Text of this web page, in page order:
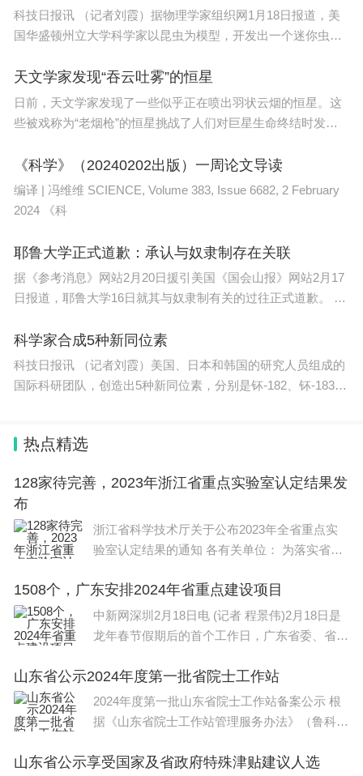
首批入驻的团队分布跨越医、工、理、信息等多个学
山大学同步出台了支持该研究院建设的若干措施、双
聘人员及科研用房管理工作方案，旨在为交叉学科的
科技日报讯 （记者刘霞）据物理学家组织网1月18日报道，美
国华盛顿州立大学科学家以昆虫为模型，开发出一个迷你虫子
天文学家发现“吞云吐雾”的恒星
日前，天文学家发现了一些似乎正在喷出羽状云烟的恒星。这
些被戏称为“老烟枪”的恒星挑战了人们对巨星生命终结时发生
《科学》（20240202出版）一周论文导读
编译 | 冯维维 SCIENCE, Volume 383, Issue 6682, 2 February
2024 《科
耶鲁大学正式道歉：承认与奴隶制存在关联
据《参考消息》网站2月20日援引美国《国会山报》网站2月17
日报道，耶鲁大学16日就其与奴隶制有关的过往正式道歉。 报
科学家合成5种新同位素
科技日报讯 （记者刘霞）美国、日本和韩国的研究人员组成的
国际科研团队，创造出5种新同位素，分别是钚-182、钚-183、
热点精选
128家待完善，2023年浙江省重点实验室认定结果发
布
浙江省科学技术厅关于公布2023年全省重点实
验室认定结果的通知 各有关单位： 为落实省
1508个，广东安排2024年省重点建设项目
中新网深圳2月18日电 (记者 程景伟)2月18日是
龙年春节假期后的首个工作日，广东省委、省政
山东省公示2024年度第一批省院士工作站
2024年度第一批山东省院士工作站备案公示 根
据《山东省院士工作站管理服务办法》（鲁科字
山东省公示享受国家及省政府特殊津贴建议人选